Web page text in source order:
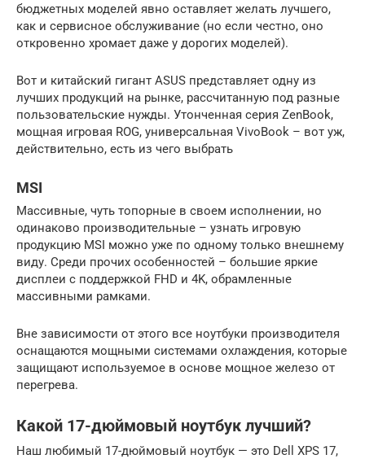
бюджетных моделей явно оставляет желать лучшего,
как и сервисное обслуживание (но если честно, оно
откровенно хромает даже у дорогих моделей).
Вот и китайский гигант ASUS представляет одну из
лучших продукций на рынке, рассчитанную под разные
пользовательские нужды. Утонченная серия ZenBook,
мощная игровая ROG, универсальная VivoBook – вот уж,
действительно, есть из чего выбрать
MSI
Массивные, чуть топорные в своем исполнении, но
одинаково производительные – узнать игровую
продукцию MSI можно уже по одному только внешнему
виду. Среди прочих особенностей – большие яркие
дисплеи с поддержкой FHD и 4K, обрамленные
массивными рамками.
Вне зависимости от этого все ноутбуки производителя
оснащаются мощными системами охлаждения, которые
защищают используемое в основе мощное железо от
перегрева.
Какой 17-дюймовый ноутбук лучший?
Наш любимый 17-дюймовый ноутбук — это Dell XPS 17,